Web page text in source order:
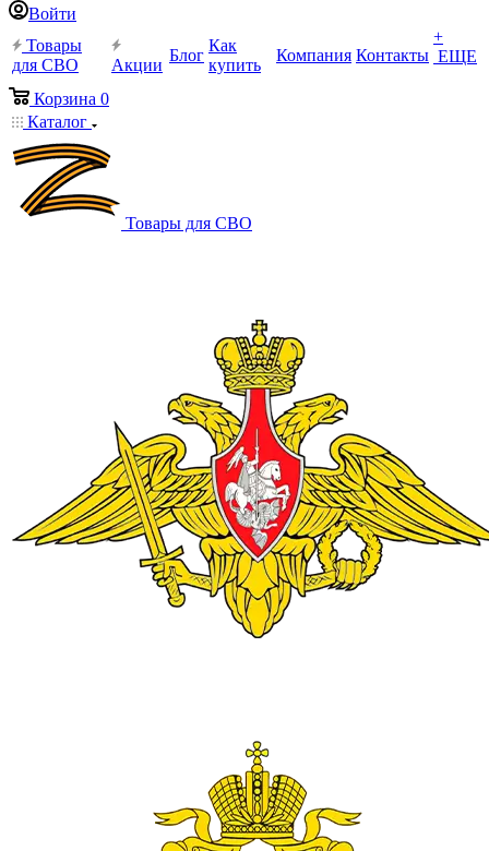
Войти
Товары
для СВО
Акции
Блог
Как
купить
Компания Контакты
+
ЕЩЕ
Корзина 0
Каталог
Товары для СВО